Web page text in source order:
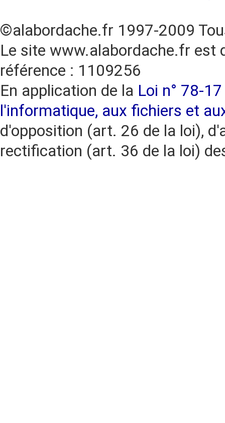
©alabordache.fr 1997-2009
Le site www.alabordache.fr est
référence : 1109256
En application de la Loi n° 78-
l'informatique, aux fichiers et
d'opposition (art. 26 de la loi),
rectification (art. 36 de la loi)